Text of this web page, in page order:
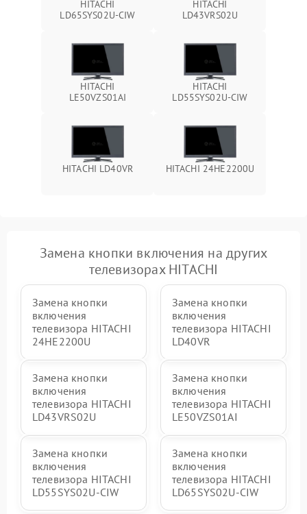
HITACHI
LD65SYS02U-CIW
HITACHI
LD43VRS02U
HITACHI
LE50VZS01AI
HITACHI
LD55SYS02U-CIW
HITACHI LD40VR HITACHI 24HE2200U
Замена кнопки включения на других
телевизорах HITACHI
Замена кнопки
включения
телевизора HITACHI
24HE2200U
Замена кнопки
включения
телевизора HITACHI
LD40VR
Замена кнопки
включения
телевизора HITACHI
LD43VRS02U
Замена кнопки
включения
телевизора HITACHI
LE50VZS01AI
Замена кнопки
включения
телевизора HITACHI
LD55SYS02U-CIW
Замена кнопки
включения
телевизора HITACHI
LD65SYS02U-CIW